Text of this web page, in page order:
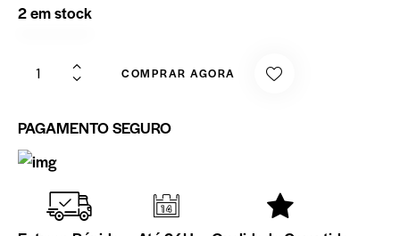
2 em stock
COMPRAR AGORA
PAGAMENTO SEGURO